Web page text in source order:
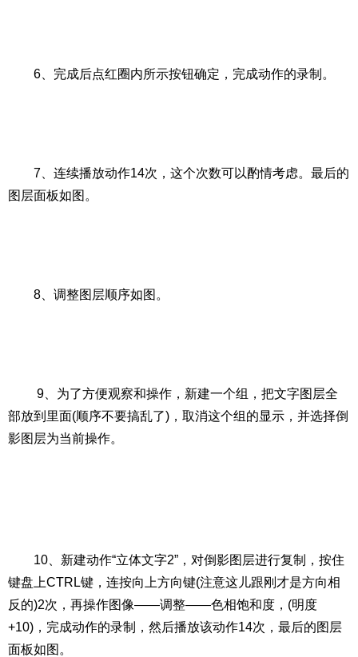
6、完成后点红圈内所示按钮确定，完成动作的录制。
7、连续播放动作14次，这个次数可以酌情考虑。最后的
图层面板如图。
8、调整图层顺序如图。
9、为了方便观察和操作，新建一个组，把文字图层全
部放到里面(顺序不要搞乱了)，取消这个组的显示，并选择倒
影图层为当前操作。
10、新建动作“立体文字2”，对倒影图层进行复制，按住
键盘上CTRL键，连按向上方向键(注意这儿跟刚才是方向相
反的)2次，再操作图像——调整——色相饱和度，(明度
+10)，完成动作的录制，然后播放该动作14次，最后的图层
面板如图。